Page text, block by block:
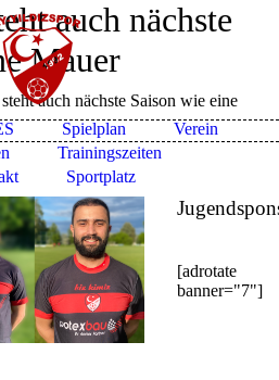
Spielplan
Verein
Trainingszeiten
Sportplatz
auch nächste
Mauer
auch nächste Saison wie eine
[adrotate
banner="7"]